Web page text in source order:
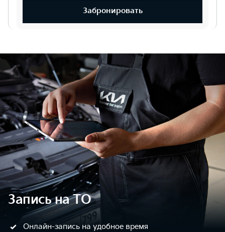
Забронировать
Запись на ТО
Онлайн-запись на удобное время